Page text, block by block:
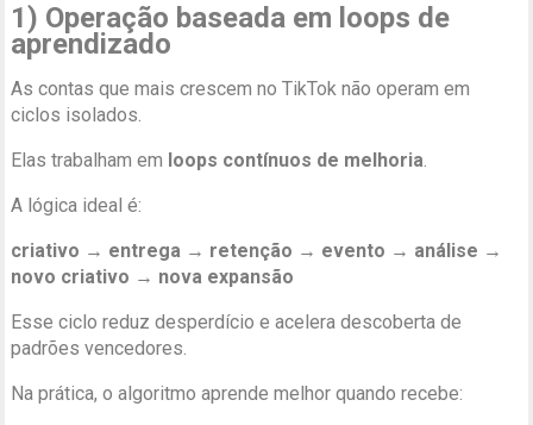
1) Operação baseada em loops de
aprendizado
As contas que mais crescem no TikTok não operam em
ciclos isolados.
Elas trabalham em loops contínuos de melhoria.
A lógica ideal é:
criativo → entrega → retenção → evento → análise →
novo criativo → nova expansão
Esse ciclo reduz desperdício e acelera descoberta de
padrões vencedores.
Na prática, o algoritmo aprende melhor quando recebe: